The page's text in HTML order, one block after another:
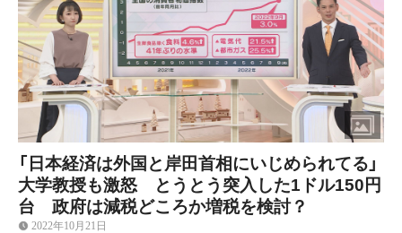
「日本経済は外国と岸田首相にいじめられてる」
大学教授も激怒 とうとう突入した1ドル150円
台 政府は減税どころか増税を検討？
2022年10月21日